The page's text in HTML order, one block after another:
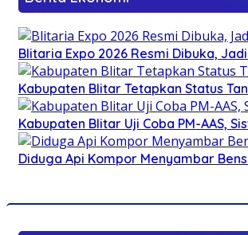
Blitaria Expo 2026 Resmi Dibuka,
Kabupaten Blitar Tetapkan Status
Kabupaten Blitar Uji Coba PM-AAS,
Diduga Api Kompor Menyambar